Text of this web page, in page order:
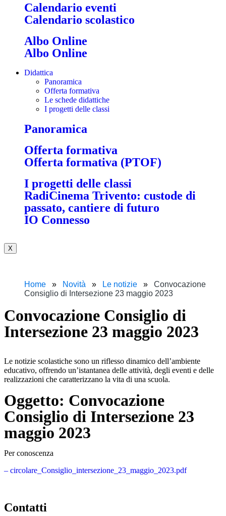
Calendario eventi
Calendario scolastico
Albo Online
Albo Online
Didattica
Panoramica
Offerta formativa
Le schede didattiche
I progetti delle classi
Panoramica
Offerta formativa
Offerta formativa (PTOF)
I progetti delle classi
RadiCinema Trivento: custode di
passato, cantiere di futuro
IO Connesso
X
Home Novità Le notizie
Convocazione
Consiglio di Intersezione 23 maggio 2023
Convocazione Consiglio di
Intersezione 23 maggio 2023
Le notizie scolastiche sono un riflesso dinamico dell’ambiente
educativo, offrendo un’istantanea delle attività, degli eventi e delle
realizzazioni che caratterizzano la vita di una scuola.
Oggetto: Convocazione
Consiglio di Intersezione 23
maggio 2023
Per conoscenza
– circolare_Consiglio_intersezione_23_maggio_2023.pdf
Contatti